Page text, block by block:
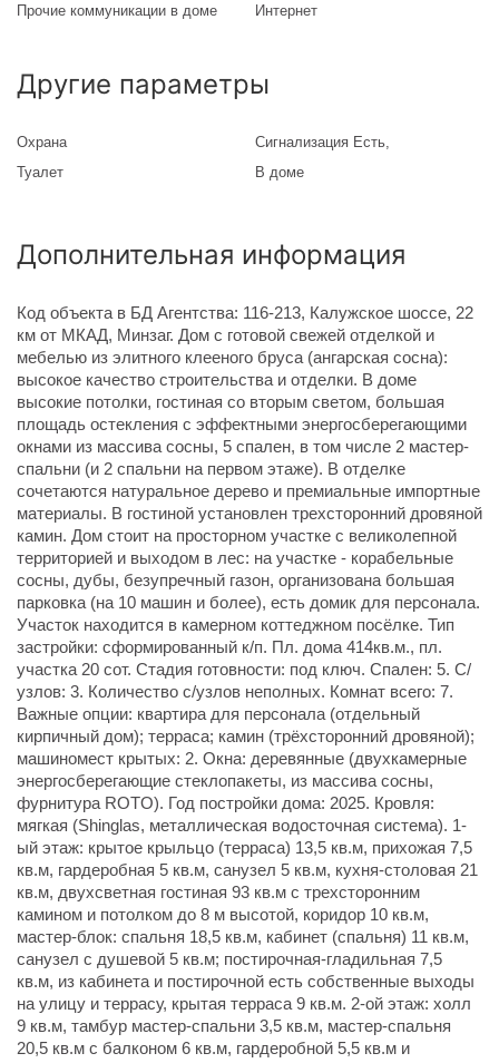
Прочие коммуникации в доме
Интернет
Другие параметры
Охрана
Сигнализация Есть,
Туалет
В доме
Дополнительная информация
Код объекта в БД Агентства: 116-213, Калужское шоссе, 22
км от МКАД, Минзаг. Дом с готовой свежей отделкой и
мебелью из элитного клееного бруса (ангарская сосна):
высокое качество строительства и отделки. В доме
высокие потолки, гостиная со вторым светом, большая
площадь остекления с эффектными энергосберегающими
окнами из массива сосны, 5 спален, в том числе 2 мастер-
спальни (и 2 спальни на первом этаже). В отделке
сочетаются натуральное дерево и премиальные импортные
материалы. В гостиной установлен трехсторонний дровяной
камин. Дом стоит на просторном участке с великолепной
территорией и выходом в лес: на участке - корабельные
сосны, дубы, безупречный газон, организована большая
парковка (на 10 машин и более), есть домик для персонала.
Участок находится в камерном коттеджном посёлке. Тип
застройки: сформированный к/п. Пл. дома 414кв.м., пл.
участка 20 сот. Стадия готовности: под ключ. Спален: 5. С/
узлов: 3. Количество с/узлов неполных. Комнат всего: 7.
Важные опции: квартира для персонала (отдельный
кирпичный дом); терраса; камин (трёхсторонний дровяной);
машиномест крытых: 2. Окна: деревянные (двухкамерные
энергосберегающие стеклопакеты, из массива сосны,
фурнитура ROTO). Год постройки дома: 2025. Кровля:
мягкая (Shinglas, металлическая водосточная система). 1-
ый этаж: крытое крыльцо (терраса) 13,5 кв.м, прихожая 7,5
кв.м, гардеробная 5 кв.м, санузел 5 кв.м, кухня-столовая 21
кв.м, двухсветная гостиная 93 кв.м с трехсторонним
камином и потолком до 8 м высотой, коридор 10 кв.м,
мастер-блок: спальня 18,5 кв.м, кабинет (спальня) 11 кв.м,
санузел с душевой 5 кв.м; постирочная-гладильная 7,5
кв.м, из кабинета и постирочной есть собственные выходы
на улицу и террасу, крытая терраса 9 кв.м. 2-ой этаж: холл
9 кв.м, тамбур мастер-спальни 3,5 кв.м, мастер-спальня
20,5 кв.м с балконом 6 кв.м, гардеробной 5,5 кв.м и